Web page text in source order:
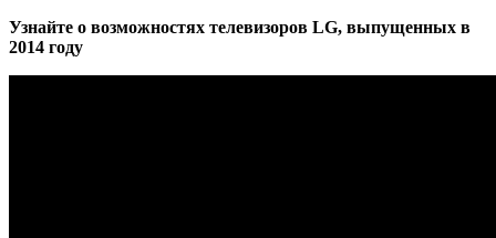
Узнайте о возможностях телевизоров LG, выпущенных в
2014 году